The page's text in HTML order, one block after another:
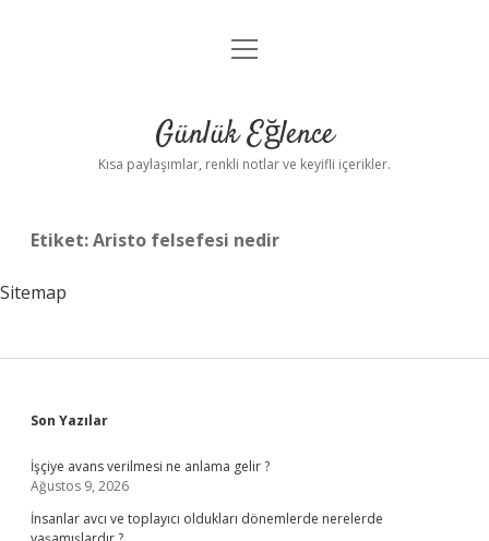
Anasayfa
Yasal Uyarı
menüyü
Günlük Eğlence
Kısa paylaşımlar, renkli notlar ve keyifli içerikler.
Etiket:Aristo felsefesi nedir
Sitemap
Sidebar
Son Yazılar
İşçiye avans verilmesi ne anlama gelir ?
Ağustos 9, 2026
İnsanlar avcı ve toplayıcı oldukları dönemlerde nerelerde